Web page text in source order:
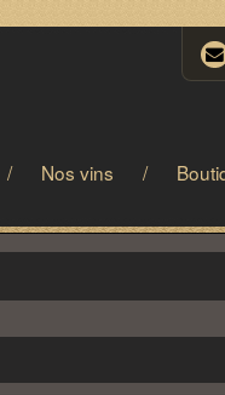
/ Nos vins /